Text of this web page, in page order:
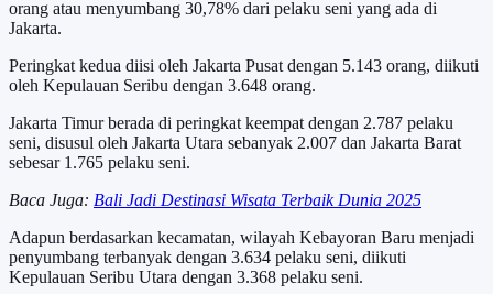
orang atau menyumbang 30,78% dari pelaku seni yang ada di
Jakarta.
Peringkat kedua diisi oleh Jakarta Pusat dengan 5.143 orang, diikuti
oleh Kepulauan Seribu dengan 3.648 orang.
Jakarta Timur berada di peringkat keempat dengan 2.787 pelaku
seni, disusul oleh Jakarta Utara sebanyak 2.007 dan Jakarta Barat
sebesar 1.765 pelaku seni.
Baca Juga: Bali Jadi Destinasi Wisata Terbaik Dunia 2025
Adapun berdasarkan kecamatan, wilayah Kebayoran Baru menjadi
penyumbang terbanyak dengan 3.634 pelaku seni, diikuti
Kepulauan Seribu Utara dengan 3.368 pelaku seni.